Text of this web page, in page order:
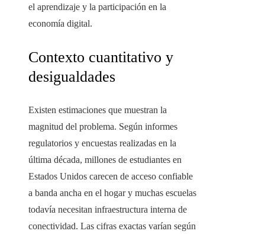
el aprendizaje y la participación en la
economía digital.
Contexto cuantitativo y
desigualdades
Existen estimaciones que muestran la
magnitud del problema. Según informes
regulatorios y encuestas realizadas en la
última década, millones de estudiantes en
Estados Unidos carecen de acceso confiable
a banda ancha en el hogar y muchas escuelas
todavía necesitan infraestructura interna de
conectividad. Las cifras exactas varían según